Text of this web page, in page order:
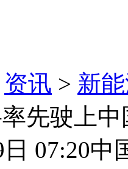
资讯 > 新
先驶上
07:20中